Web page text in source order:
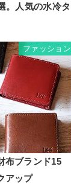
。人気の水冷タ
ファッション
布ブランド15
アップ